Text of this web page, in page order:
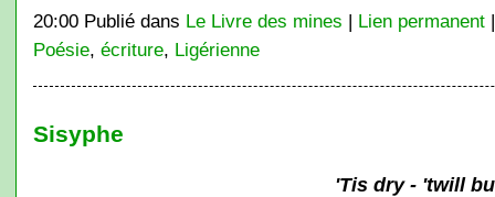
20:00 Publié dans Le Livre des mines | Lien permanent
Poésie, écriture, Ligérienne
Sisyphe
'Tis dry - 'twill